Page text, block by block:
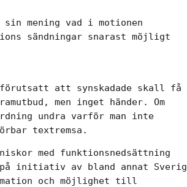
mening vad i motionen
sändningar snarast möjligt
att synskadade skall få
men inget händer. Om
undra varför man inte
textremsa.
med funktionsnedsättning
initiativ av bland annat
och möjlighet till